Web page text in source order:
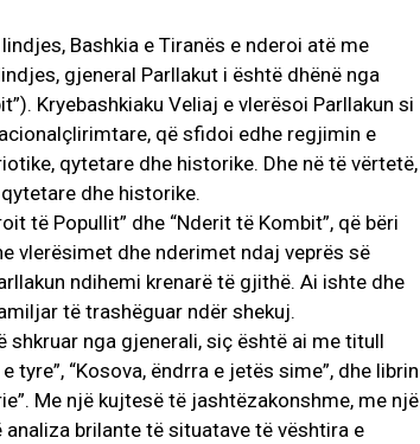
Bashkia e Tiranës e nderoi atë me
gjeneral Parllakut i është dhënë nga
Kryebashkiaku Veliaj e vlerësoi Parllakun si
që sfidoi edhe regjimin e
qytetare dhe historike. Dhe në të vërtetë,
dhe historike.
të Popullit” dhe “Nderit të Kombit”, që bëri
vlerësimet dhe nderimet ndaj veprës së
ndihemi krenarë të gjithë. Ai ishte dhe
të trashëguar ndër shekuj.
shkruar nga gjenerali, siç është ai me titull
“Kosova, ëndrra e jetës sime”, dhe librin
Me një kujtesë të jashtëzakonshme, me një
brilante të situatave të vështira e